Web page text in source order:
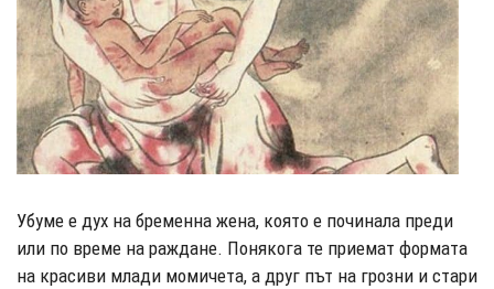
Убуме е дух на бременна жена, която е починала преди
или по време на раждане. Понякога те приемат формата
на красиви млади момичета, а друг път на грозни и стари